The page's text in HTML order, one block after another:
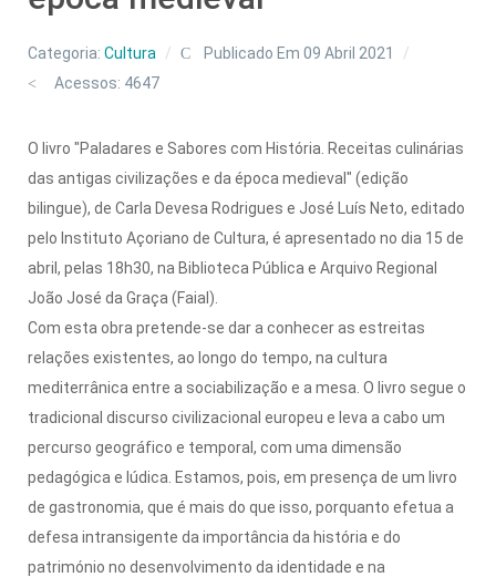
Categoria: Cultura
Publicado Em 09 Abril 2021
Acessos: 4647
O livro "Paladares e Sabores com História. Receitas culinárias
das antigas civilizações e da época medieval" (edição
bilingue), de Carla Devesa Rodrigues e José Luís Neto, editado
pelo Instituto Açoriano de Cultura, é apresentado no dia 15 de
abril, pelas 18h30, na Biblioteca Pública e Arquivo Regional
João José da Graça (Faial).
Com esta obra pretende-se dar a conhecer as estreitas
relações existentes, ao longo do tempo, na cultura
mediterrânica entre a sociabilização e a mesa. O livro segue o
tradicional discurso civilizacional europeu e leva a cabo um
percurso geográfico e temporal, com uma dimensão
pedagógica e lúdica. Estamos, pois, em presença de um livro
de gastronomia, que é mais do que isso, porquanto efetua a
defesa intransigente da importância da história e do
património no desenvolvimento da identidade e na